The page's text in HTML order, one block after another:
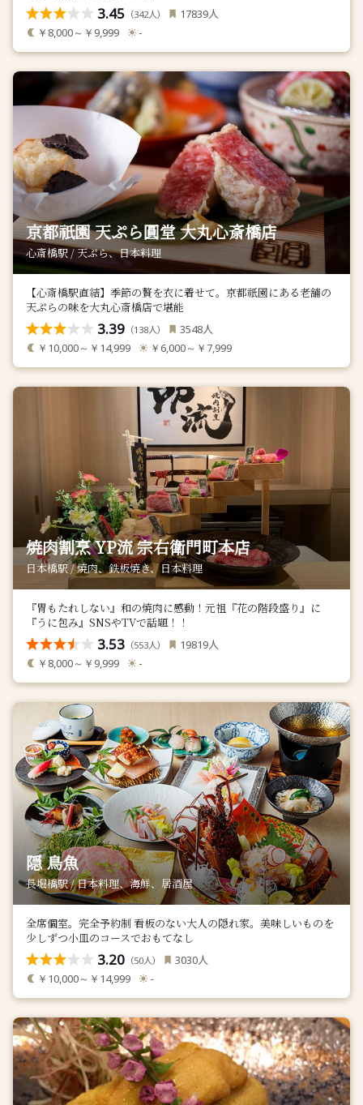
3.45 （342人） 17839人
￥8,000～￥9,999 -
京都祇園 天ぷら圓堂 大丸心斎橋店
心斎橋駅 / 天ぷら、日本料理
【心斎橋駅直結】季節の贅を衣に着せて。京都祇園にある老舗の
天ぷらの味を大丸心斎橋店で堪能
3.39 （138人） 3548人
￥10,000～￥14,999 ￥6,000～￥7,999
焼肉割烹 YP流 宗右衛門町本店
日本橋駅 / 焼肉、鉄板焼き、日本料理
『胃もたれしない』和の焼肉に感動！元祖『花の階段盛り』に
『うに包み』SNSやTVで話題！！
3.53 （553人） 19819人
￥8,000～￥9,999 -
隠 鳥魚
長堀橋駅 / 日本料理、海鮮、居酒屋
全席個室。完全予約制 看板のない大人の隠れ家。美味しいものを
少しずつ小皿のコースでおもてなし
3.20 （50人） 3030人
￥10,000～￥14,999 -